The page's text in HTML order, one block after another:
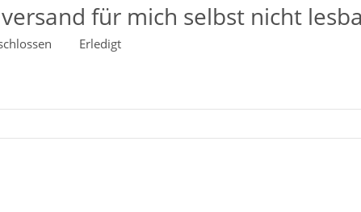
für mich selbst nicht
Erledigt